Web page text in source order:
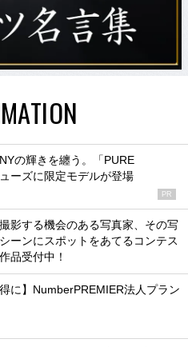
の輝きを纏う。「PURE
ーズに限定モデルが登場
PR
影する機会のある写真家、その写
ーンにスポットをあてるコンテス
品受付中！
に】NumberPREMIER法人プラン